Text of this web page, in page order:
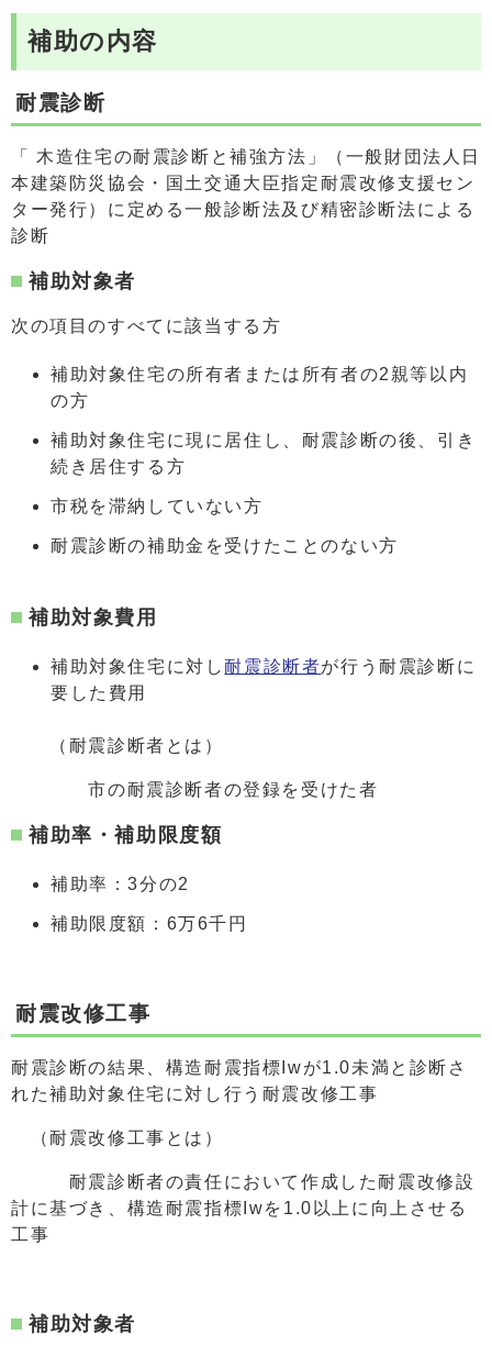
補助の内容
耐震診断
「 木造住宅の耐震診断と補強方法」（一般財団法人日
本建築防災協会・国土交通大臣指定耐震改修支援セン
ター発行）に定める一般診断法及び精密診断法による
診断
補助対象者
次の項目のすべてに該当する方
補助対象住宅の所有者または所有者の2親等以内
の方
補助対象住宅に現に居住し、耐震診断の後、引き
続き居住する方
市税を滞納していない方
耐震診断の補助金を受けたことのない方
補助対象費用
補助対象住宅に対し耐震診断者が行う耐震診断に
要した費用
（耐震診断者とは）
市の耐震診断者の登録を受けた者
補助率・補助限度額
補助率：3分の2
補助限度額：6万6千円
耐震改修工事
耐震診断の結果、構造耐震指標Iwが1.0未満と診断さ
れた補助対象住宅に対し行う耐震改修工事
（耐震改修工事とは）
耐震診断者の責任において作成した耐震改修設
計に基づき、構造耐震指標Iwを1.0以上に向上させる
工事
補助対象者